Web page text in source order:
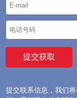
提交联系信息，我们